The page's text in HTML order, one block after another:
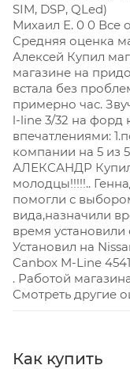
Михаил Е. 0 0 Все
Средняя оценка
Алексей Купил
магазине на
встала без
примерно час.
l-line 3/32 на форд
впечатлениями:
компании на 5 из
АЛЕКСАНДР Купил,
молодцы!!!!!..
помогли с
вида,назначили
время
Установил на
Canbox M-Line
. Работой
Смотреть другие
Как купить